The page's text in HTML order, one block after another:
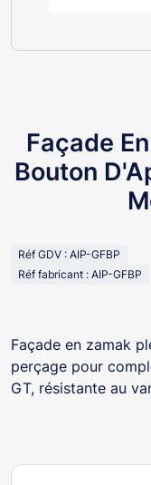
Façade
Bouton
Réf GDV : AIP-GFBP
Réf fabricant : AIP-GFBP
Façade en zamak
perçage pour
GT, résistante au